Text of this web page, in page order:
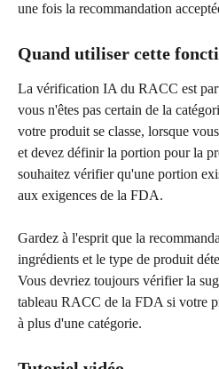
une fois la recommandation
Quand utiliser cette
La vérification IA du RACC est
vous n'êtes pas certain de la
votre produit se classe, lorsque
et devez définir la portion pour la
souhaitez vérifier qu'une portion
aux exigences de la FDA.
Gardez à l'esprit que la
ingrédients et le type de produit
Vous devriez toujours vérifier la
tableau RACC de la FDA si votre
à plus d'une catégorie.